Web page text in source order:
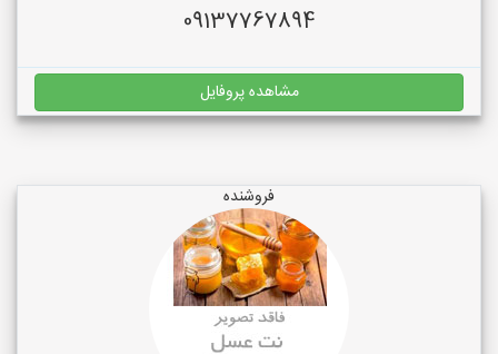
09137767894
مشاهده پروفایل
فروشنده